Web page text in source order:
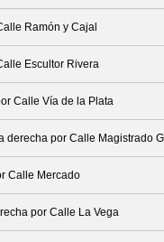
Ramón y Cajal
Escultor Rivera
Calle Vía de la Plata
derecha por Calle Magistrado
Calle Mercado
por Calle La Vega